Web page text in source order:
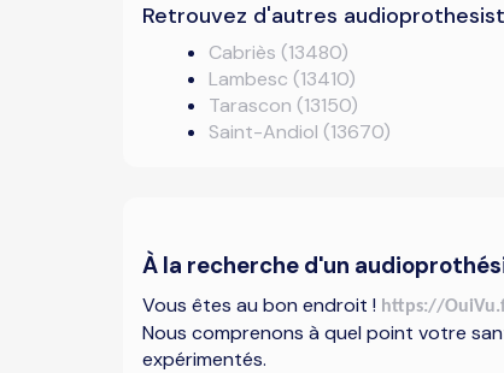
Retrouvez d'autres
Cabriès (13480)
Lambesc (13410)
Tarascon (13150)
Saint-Andiol (13670)
À la recherche d'un
Vous êtes au bon endroit ! https://
Nous comprenons à quel point votre
expérimentés.